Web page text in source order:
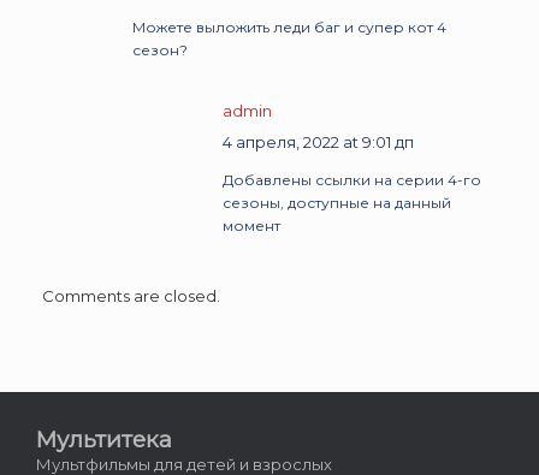
Можете выложить леди баг и супер кот 4
сезон?
admin
4 апреля, 2022 at 9:01 дп
Добавлены ссылки на серии 4-го
сезоны, доступные на данный
момент
Comments are closed.
Мультитека
Мультфильмы для детей и взрослых